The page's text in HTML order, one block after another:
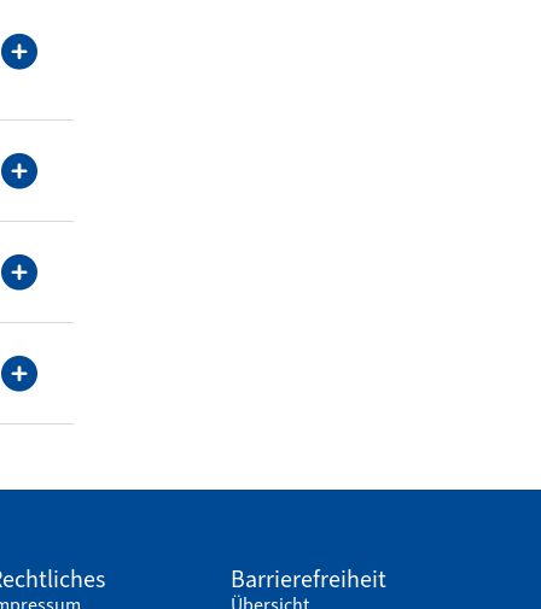
Barrierefreiheit